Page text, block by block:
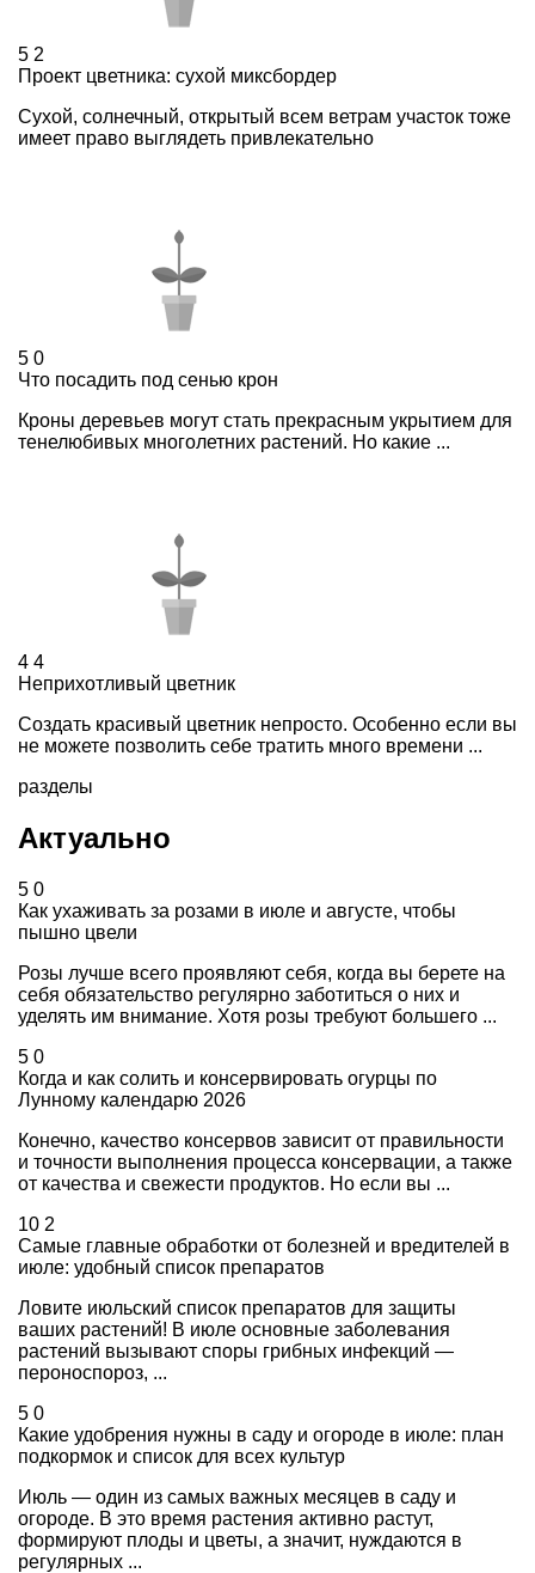
5 2
Проект цветника: сухой миксбордер
Сухой, солнечный, открытый всем ветрам участок тоже
имеет право выглядеть привлекательно
5 0
Что посадить под сенью крон
Кроны деревьев могут стать прекрасным укрытием для
тенелюбивых многолетних растений. Но какие ...
4 4
Неприхотливый цветник
Создать красивый цветник непросто. Особенно если вы
не можете позволить себе тратить много времени ...
разделы
Актуально
5 0
Как ухаживать за розами в июле и августе, чтобы
пышно цвели
Розы лучше всего проявляют себя, когда вы берете на
себя обязательство регулярно заботиться о них и
уделять им внимание. Хотя розы требуют большего ...
5 0
Когда и как солить и консервировать огурцы по
Лунному календарю 2026
Конечно, качество консервов зависит от правильности
и точности выполнения процесса консервации, а также
от качества и свежести продуктов. Но если вы ...
10 2
Самые главные обработки от болезней и вредителей в
июле: удобный список препаратов
Ловите июльский список препаратов для защиты
ваших растений! В июле основные заболевания
растений вызывают споры грибных инфекций —
пероноспороз, ...
5 0
Какие удобрения нужны в саду и огороде в июле: план
подкормок и список для всех культур
Июль — один из самых важных месяцев в саду и
огороде. В это время растения активно растут,
формируют плоды и цветы, а значит, нуждаются в
регулярных ...